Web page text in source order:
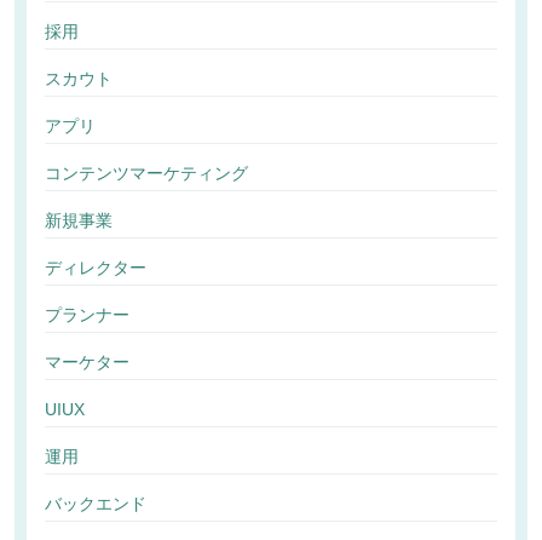
採用
スカウト
アプリ
コンテンツマーケティング
新規事業
ディレクター
プランナー
マーケター
UIUX
運用
バックエンド